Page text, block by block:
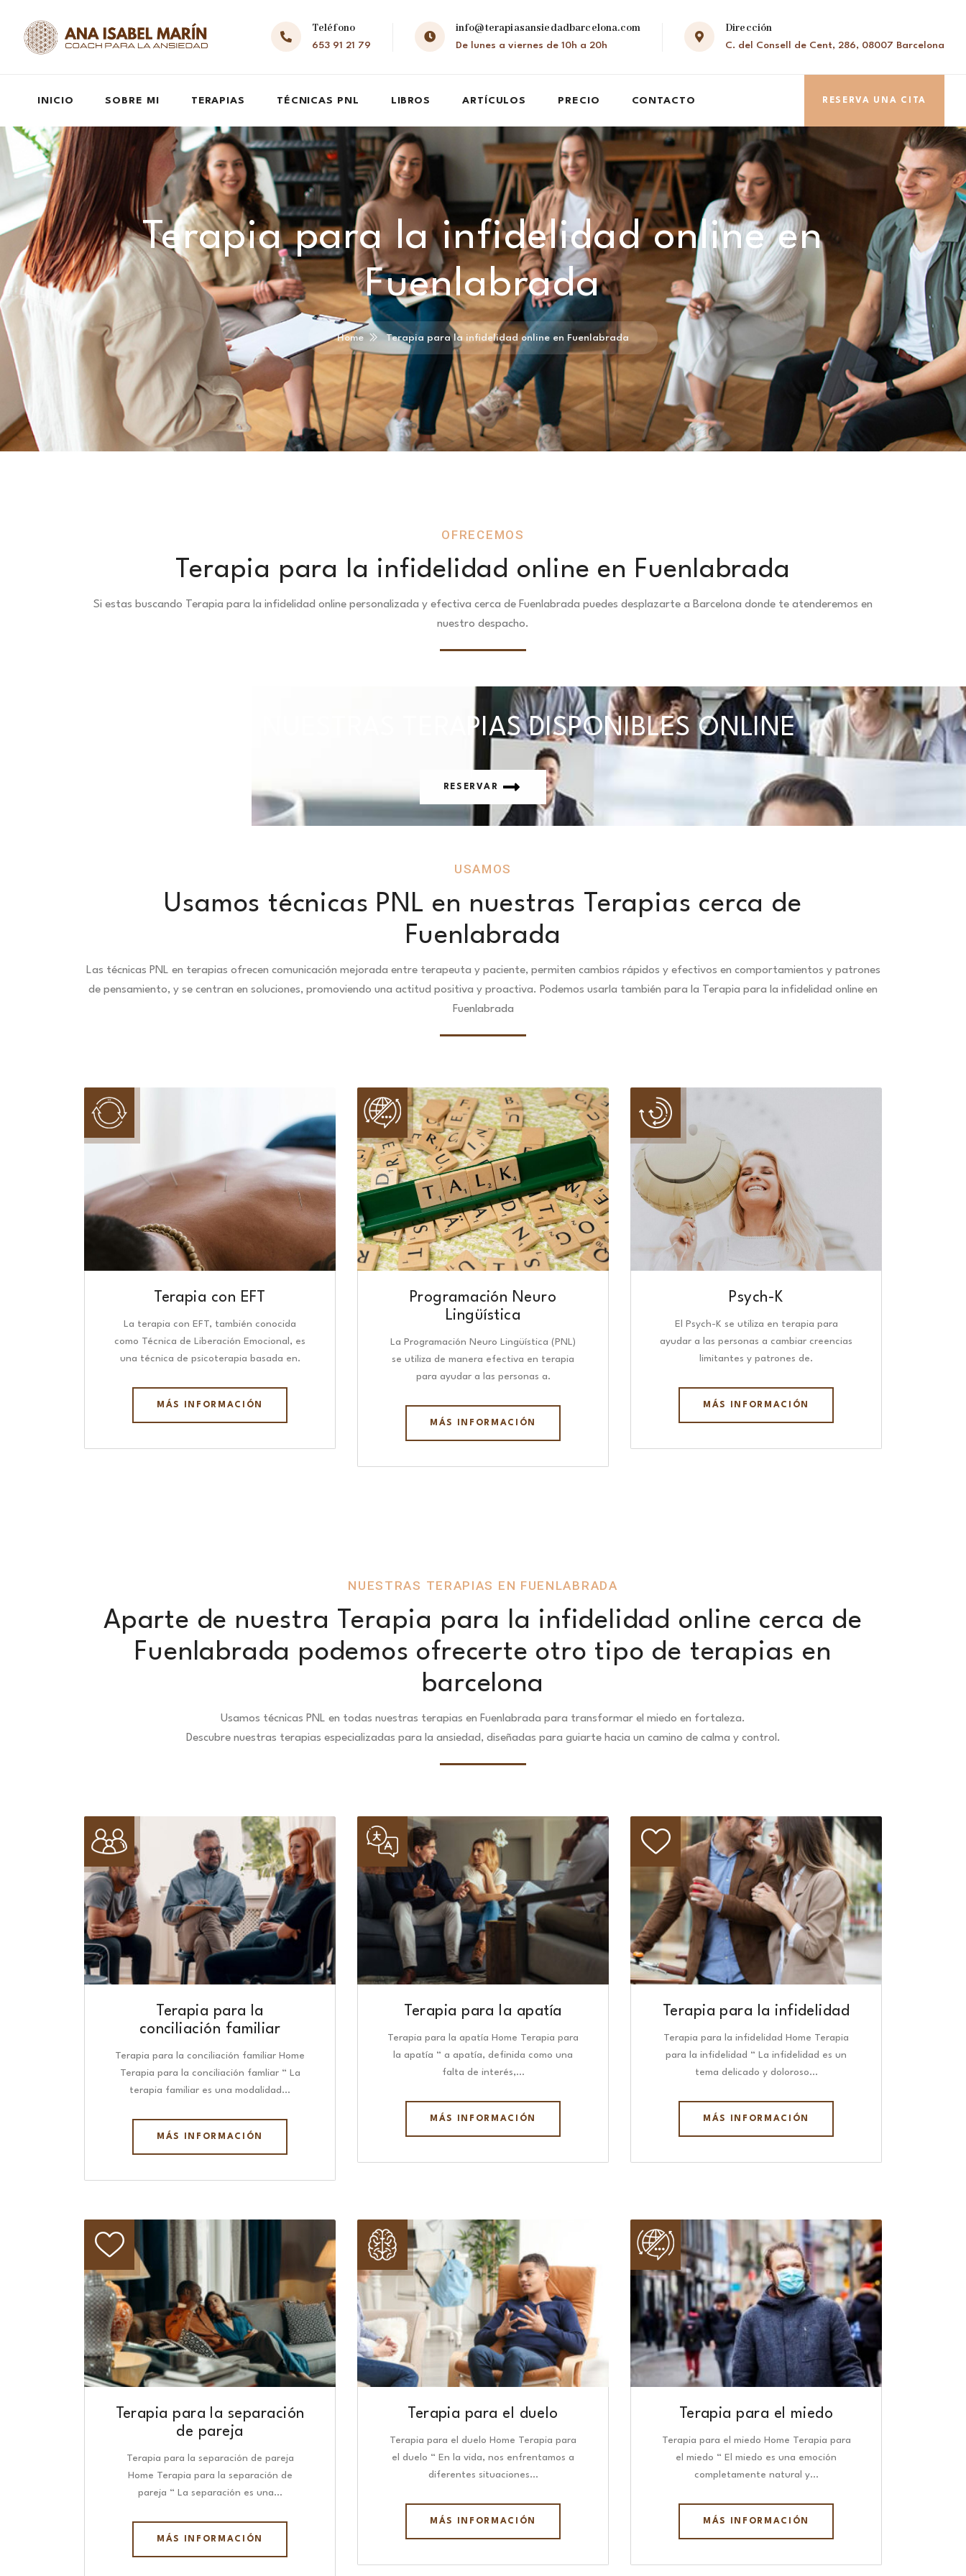
Teléfono
653 91 21 79
info@terapiasansiedadbarcelona.com
De lunes a viernes de 10h a 20h
Dirección
C. del Consell de Cent, 286, 08007 Barcelona
INICIO SOBRE MI TERAPIAS TÉCNICAS PNL LIBROS ARTÍCULOS PRECIO CONTACTO RESERVA UNA CITA
Terapia para la infidelidad online en
Fuenlabrada
Home Terapia para la infidelidad online en Fuenlabrada
OFRECEMOS
Terapia para la infidelidad online en Fuenlabrada
Si estas buscando Terapia para la infidelidad online personalizada y efectiva cerca de Fuenlabrada puedes desplazarte a Barcelona donde te atenderemos en
nuestro despacho.
TODAS NUESTRAS TERAPIAS DISPONIBLES ONLINE
RESERVAR
USAMOS
Usamos técnicas PNL en nuestras Terapias cerca de
Fuenlabrada
Las técnicas PNL en terapias ofrecen comunicación mejorada entre terapeuta y paciente, permiten cambios rápidos y efectivos en comportamientos y patrones
de pensamiento, y se centran en soluciones, promoviendo una actitud positiva y proactiva. Podemos usarla también para la Terapia para la infidelidad online en
Fuenlabrada
Terapia con EFT
La terapia con EFT, también conocida
como Técnica de Liberación Emocional, es
una técnica de psicoterapia basada en.
MÁS INFORMACIÓN
Programación Neuro
Lingüística​
La Programación Neuro Lingüística (PNL)
se utiliza de manera efectiva en terapia
para ayudar a las personas a.
MÁS INFORMACIÓN
Psych-K
El Psych-K se utiliza en terapia para
ayudar a las personas a cambiar creencias
limitantes y patrones de.
MÁS INFORMACIÓN
NUESTRAS TERAPIAS EN FUENLABRADA
Aparte de nuestra Terapia para la infidelidad online cerca de
Fuenlabrada podemos ofrecerte otro tipo de terapias en
barcelona
Usamos técnicas PNL en todas nuestras terapias en Fuenlabrada para transformar el miedo en fortaleza.
Descubre nuestras terapias especializadas para la ansiedad, diseñadas para guiarte hacia un camino de calma y control.
Terapia para la
conciliación familiar
Terapia para la conciliación familiar Home
Terapia para la conciliación famliar “ La
terapia familiar es una modalidad…
MÁS INFORMACIÓN
Terapia para la apatía
Terapia para la apatía Home Terapia para
la apatía “ a apatía, definida como una
falta de interés,…
MÁS INFORMACIÓN
Terapia para la infidelidad
Terapia para la infidelidad Home Terapia
para la infidelidad “ La infidelidad es un
tema delicado y doloroso…
MÁS INFORMACIÓN
Terapia para la separación
de pareja
Terapia para la separación de pareja
Home Terapia para la separación de
pareja “ La separación es una…
MÁS INFORMACIÓN
Terapia para el duelo
Terapia para el duelo Home Terapia para
el duelo “ En la vida, nos enfrentamos a
diferentes situaciones…
MÁS INFORMACIÓN
Terapia para el miedo
Terapia para el miedo Home Terapia para
el miedo “ El miedo es una emoción
completamente natural y…
MÁS INFORMACIÓN